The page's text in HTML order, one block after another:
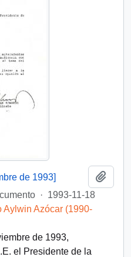
de 1993]
· 1993-11-18
Aylwin Azócar (1990-
de 1993,
el Presidente de la